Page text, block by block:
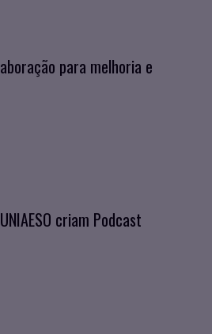
para melhoria e
criam Podcast